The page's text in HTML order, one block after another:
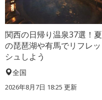
関西の日帰り温泉37選！夏
の琵琶湖や有馬でリフレッ
シュしよう
全国
2026年8月7日 18:25 更新